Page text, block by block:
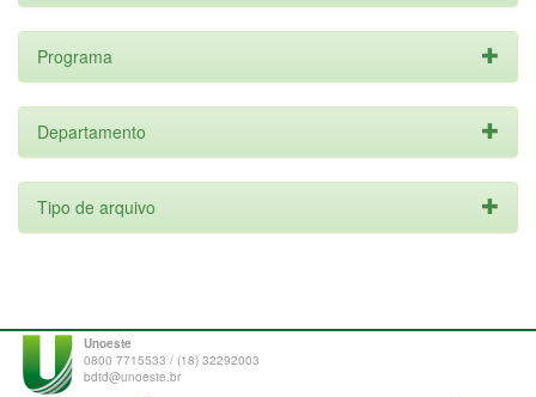
Programa
Departamento
Tipo de arquivo
Unoeste
0800 7715533 / (18) 32292003
bdtd@unoeste.br